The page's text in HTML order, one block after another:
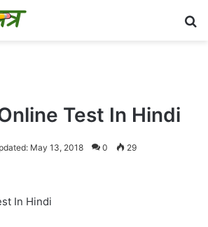
Test In Hindi
May 13, 2018 0 29
In Hindi